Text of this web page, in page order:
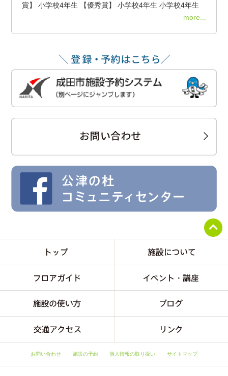
賞】 小学校4年生 【優秀賞】 小学校4年生 小学校4年生
more...
お問い合わせ 施設の予約 個人情報の取り扱い サイトマップ